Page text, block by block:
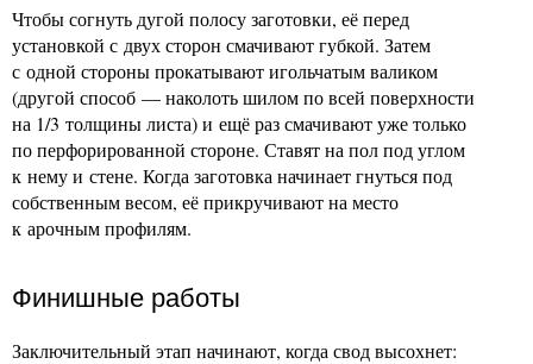
Чтобы согнуть дугой полосу заготовки, её перед
установкой с двух сторон смачивают губкой. Затем
с одной стороны прокатывают игольчатым валиком
(другой способ — наколоть шилом по всей поверхности
на 1/3 толщины листа) и ещё раз смачивают уже только
по перфорированной стороне. Ставят на пол под углом
к нему и стене. Когда заготовка начинает гнуться под
собственным весом, её прикручивают на место
к арочным профилям.
Финишные работы
Заключительный этап начинают, когда свод высохнет: